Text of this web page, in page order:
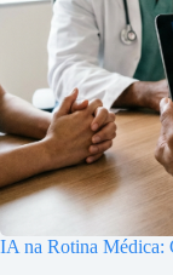
IA na Rotina Médica: